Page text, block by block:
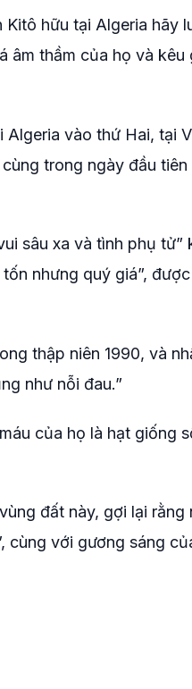
hữu tại Algeria hãy
âm thầm của họ và kêu
vào thứ Hai, tại
trong ngày đầu tiên
sâu xa và tình phụ tử”
nhưng quý giá”,
thập niên 1990, và
như nỗi đau.”
của họ là hạt giống
đất này, gợi lại rằng
cùng với gương sáng